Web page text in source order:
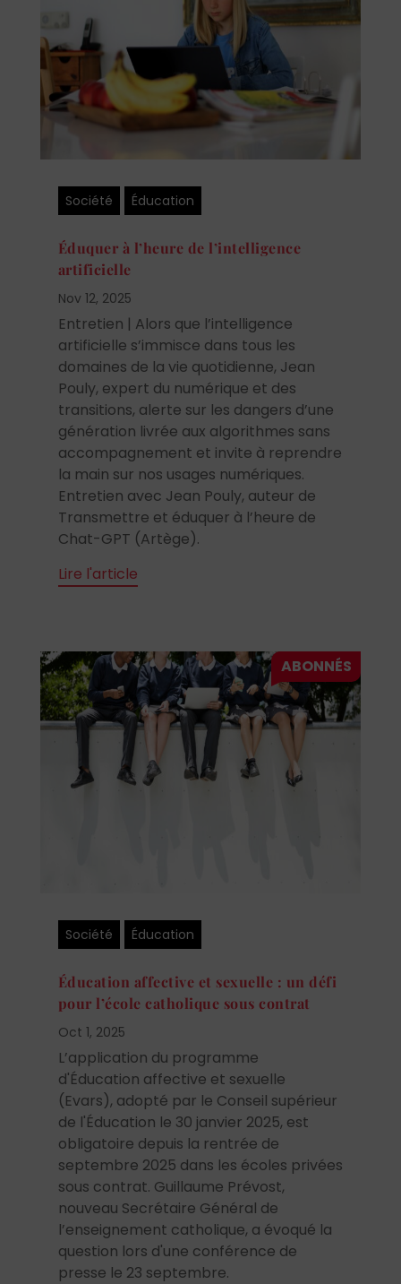
Société Éducation
Éduquer à l’heure de l’intelligence
artificielle
Nov 12, 2025
Entretien | Alors que l’intelligence
artificielle s’immisce dans tous les
domaines de la vie quotidienne, Jean
Pouly, expert du numérique et des
transitions, alerte sur les dangers d’une
génération livrée aux algorithmes sans
accompagnement et invite à reprendre
la main sur nos usages numériques.
Entretien avec Jean Pouly, auteur de
Transmettre et éduquer à l’heure de
Chat-GPT (Artège).
Lire l'article
Société Éducation
Éducation affective et sexuelle : un défi
pour l’école catholique sous contrat
Oct 1, 2025
L’application du programme
d'Éducation affective et sexuelle
(Evars), adopté par le Conseil supérieur
de l'Éducation le 30 janvier 2025, est
obligatoire depuis la rentrée de
septembre 2025 dans les écoles privées
sous contrat. Guillaume Prévost,
nouveau Secrétaire Général de
l’enseignement catholique, a évoqué la
question lors d'une conférence de
presse le 23 septembre.